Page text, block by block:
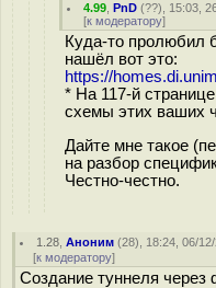
4.99 ,PnD (??), 15:03,
[к модератору]
Куда-то пролюбил
нашёл вот это:
https://
* На 117-й
схемы этих ваших
Дайте мне такое
на разбор
Честно-честно.
1.28 ,Аноним (28), 18:24, 06/
[к модератору]
Создание туннеля через